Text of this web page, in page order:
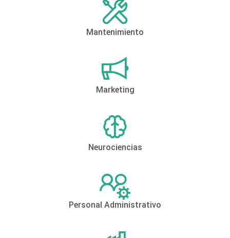
Mantenimiento
Marketing
Neurociencias
Personal Administrativo